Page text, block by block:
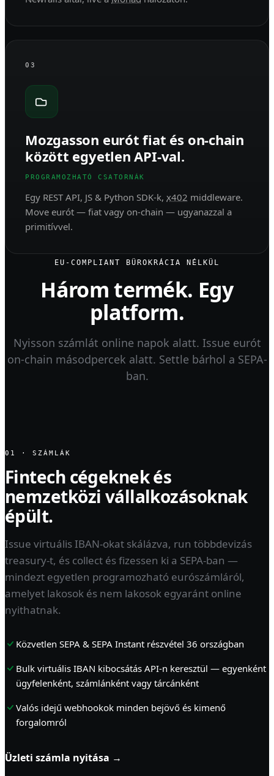
03
Mozgasson eurót fiat és on-chain
között egyetlen API-val.
PROGRAMOZHATÓ CSATORNÁK
Egy REST API, JS & Python SDK-k, x402 middleware.
Move eurót — fiat vagy on-chain — ugyanazzal a
primitívvel.
EU-COMPLIANT BÜROKRÁCIA NÉLKÜL
Három termék. Egy
platform.
Nyisson számlát online napok alatt. Issue eurót
on-chain másodpercek alatt. Settle bárhol a SEPA-
ban.
01 · SZÁMLÁK
Fintech cégeknek és
nemzetközi vállalkozásoknak
épült.
Issue virtuális IBAN-okat skálázva, run többdevizás
treasury-t, és collect és fizessen ki a SEPA-ban —
mindezt egyetlen programozható eurószámláról,
amelyet lakosok és nem lakosok egyaránt online
nyithatnak.
Közvetlen SEPA & SEPA Instant részvétel 36 országban
Bulk virtuális IBAN kibocsátás API-n keresztül — egyenként
ügyfelenként, számlánként vagy tárcánként
Valós idejű webhookok minden bejövő és kimenő
forgalomról
Üzleti számla nyitása →